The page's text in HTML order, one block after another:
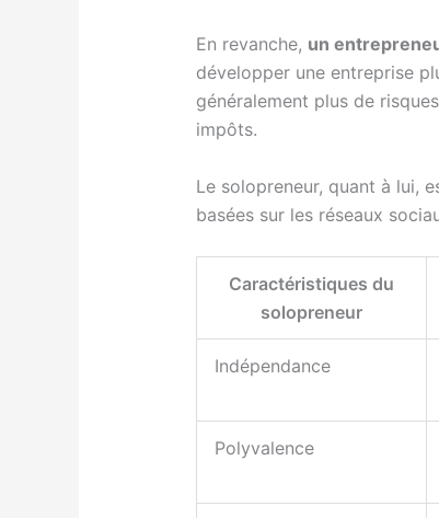
En revanche, un
développer une entreprise
généralement plus de
impôts.
Le solopreneur, quant à lui,
basées sur les réseaux
Caractéristiques du
solopreneur
Indépendance
Polyvalence